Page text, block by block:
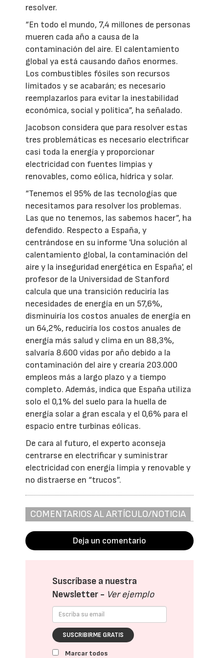
resolver.
“En todo el mundo, 7,4 millones de personas
mueren cada año a causa de la
contaminación del aire. El calentamiento
global ya está causando daños enormes.
Los combustibles fósiles son recursos
limitados y se acabarán; es necesario
reemplazarlos para evitar la inestabilidad
económica, social y política”, ha señalado.
Jacobson considera que para resolver estas
tres problemáticas es necesario electrificar
casi toda la energía y proporcionar
electricidad con fuentes limpias y
renovables, como eólica, hídrica y solar.
“Tenemos el 95% de las tecnologías que
necesitamos para resolver los problemas.
Las que no tenemos, las sabemos hacer”, ha
defendido. Respecto a España, y
centrándose en su informe 'Una solución al
calentamiento global, la contaminación del
aire y la inseguridad energética en España', el
profesor de la Universidad de Stanford
calcula que una transición reduciría las
necesidades de energía en un 57,6%,
disminuiría los costos anuales de energía en
un 64,2%, reduciría los costos anuales de
energía más salud y clima en un 88,3%,
salvaría 8.600 vidas por año debido a la
contaminación del aire y crearía 203.000
empleos más a largo plazo y a tiempo
completo. Además, indica que España utiliza
solo el 0,1% del suelo para la huella de
energía solar a gran escala y el 0,6% para el
espacio entre turbinas eólicas.
De cara al futuro, el experto aconseja
centrarse en electrificar y suministrar
electricidad con energía limpia y renovable y
no distraerse en “trucos”.
COMENTARIOS AL ARTÍCULO/NOTICIA
Deja un comentario
Suscríbase a nuestra
Newsletter - Ver ejemplo
SUSCRIBIRME GRATIS
Marcar todos